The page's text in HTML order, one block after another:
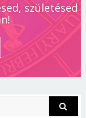
születésed